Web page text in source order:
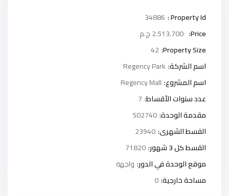
Property Id :
34886
Price: 2.513.700 ج.م
Property Size:
42
اسم الشركة: Regency Park
اسم المشروع: Regency Mall
عدد سنوات الأقساط: 7
مقدمة الوحدة:502740
القسط الشهرى:23940
القسط كل 3 شهور:
71820
موقع الوحدة في الدور: واجهة
مساحة خارجية:0